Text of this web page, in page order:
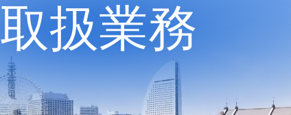
取扱業務